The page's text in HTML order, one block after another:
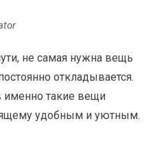
не самая нужна вещь
откладывается.
именно такие вещи
удобным и уютным.